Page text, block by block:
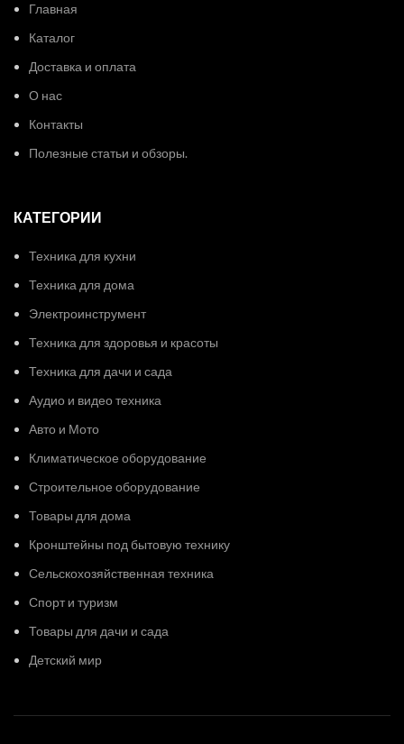
Главная
Каталог
Доставка и оплата
О нас
Контакты
Полезные статьи и обзоры.
КАТЕГОРИИ
Техника для кухни
Техника для дома
Электроинструмент
Техника для здоровья и красоты
Техника для дачи и сада
Аудио и видео техника
Авто и Мото
Климатическое оборудование
Строительное оборудование
Товары для дома
Кронштейны под бытовую технику
Сельскохозяйственная техника
Спорт и туризм
Товары для дачи и сада
Детский мир